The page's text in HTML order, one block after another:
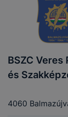
BSZC
és
4060